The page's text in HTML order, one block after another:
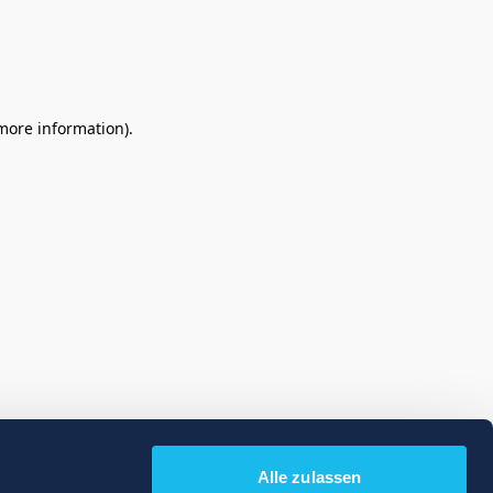
Alle zulassen
information).